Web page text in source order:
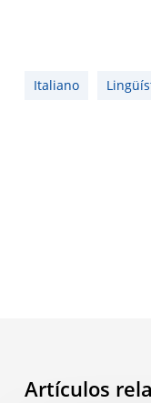
Italiano
Artículos